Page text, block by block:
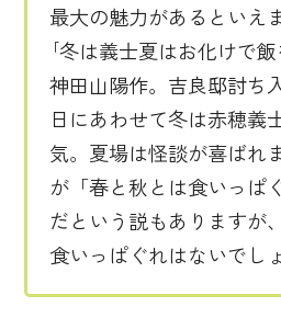
最大の魅力があるといえま
｢冬は義士夏はお化けで
神田山陽作。吉良邸討ち
日にあわせて冬は赤穂義
気。夏場は怪談が喜ばれ
が「春と秋とは食いっぱ
だという説もありますが
食いっぱぐれはないでしょ